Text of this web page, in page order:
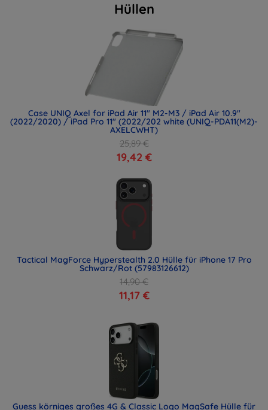
Hüllen
Case UNIQ Axel for iPad Air 11" M2-M3 / iPad Air 10.9"
(2022/2020) / iPad Pro 11" (2022/202 white (UNIQ-PDA11(M2)-
AXELCWHT)
25,89 €
19,42 €
Tactical MagForce Hyperstealth 2.0 Hülle für iPhone 17 Pro
Schwarz/Rot (57983126612)
14,90 €
11,17 €
Guess körniges großes 4G & Classic Logo MagSafe Hülle für